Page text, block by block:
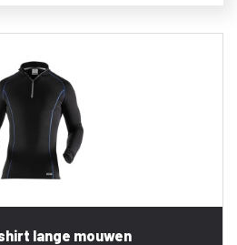
lange mouwen